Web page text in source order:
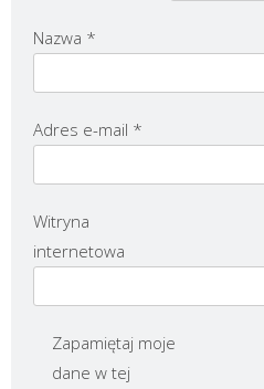
Nazwa *
Adres e-mail *
Witryna
internetowa
Zapamiętaj moje
dane w tej